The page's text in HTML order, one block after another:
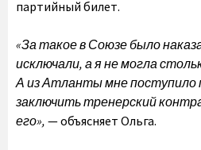
партийный билет.
«За такое в Союзе было
исключали, а я не могла
А из Атланты мне поступило
заключить тренерский
его», — объясняет Ольга.